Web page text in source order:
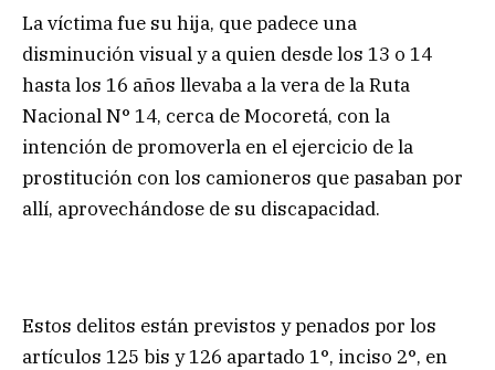
La víctima fue su hija, que padece una
disminución visual y a quien desde los 13 o 14
hasta los 16 años llevaba a la vera de la Ruta
Nacional N° 14, cerca de Mocoretá, con la
intención de promoverla en el ejercicio de la
prostitución con los camioneros que pasaban por
allí, aprovechándose de su discapacidad.
Estos delitos están previstos y penados por los
artículos 125 bis y 126 apartado 1°, inciso 2°, en